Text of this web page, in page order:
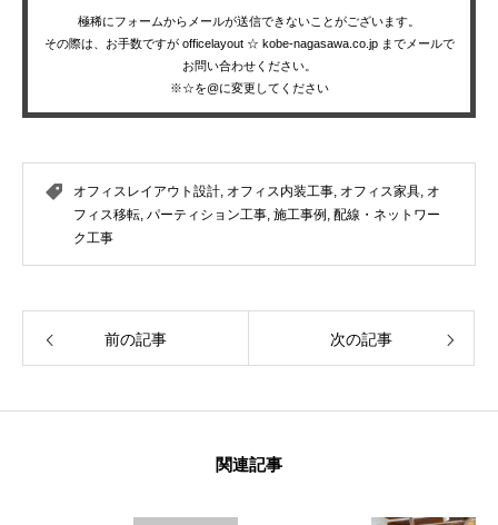
極稀にフォームからメールが送信できないことがございます。
その際は、お手数ですが officelayout ☆ kobe-nagasawa.co.jp までメールで
お問い合わせください。
※☆を@に変更してください
オフィスレイアウト設計, オフィス内装工事, オフィス家具, オ
フィス移転, パーティション工事, 施工事例 , 配線・ネットワー
ク工事
前の記事 次の記事
関連記事